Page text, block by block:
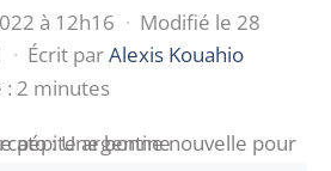
à 12h16 · Modifié le 28
· Écrit parAlexis Kouahio
: 2 minutes